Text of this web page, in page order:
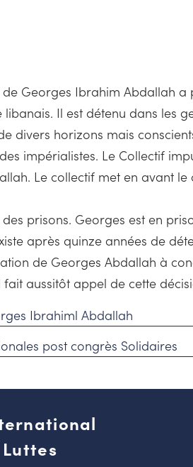
Georges Ibrahim Abdallah
Il est détenu dans les
divers horizons mais
impérialistes. Le Collectif
Le collectif met en avant
prisons. Georges est en
après quinze années de
de Georges Abdallah à
aussitôt appel de cette
Ibrahiml Abdallah
post congrès Solidaires